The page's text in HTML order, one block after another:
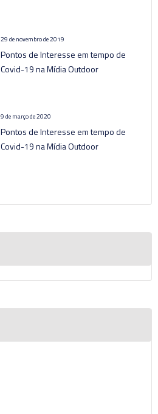
29 de novembro de 2019
Pontos de Interesse em tempo de
Covid-19 na Mídia Outdoor
9 de março de 2020
Pontos de Interesse em tempo de
Covid-19 na Mídia Outdoor